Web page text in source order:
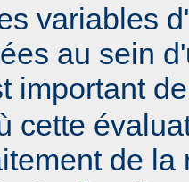
variables
au sein
important
cette
de la